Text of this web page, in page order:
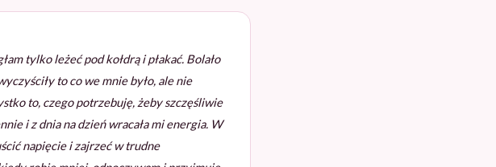
tylko leżeć pod kołdrą i płakać. Bolało
to co we mnie było, ale nie
to, czego potrzebuję, żeby szczęśliwie
i z dnia na dzień wracała mi energia. W
napięcie i zajrzeć w trudne